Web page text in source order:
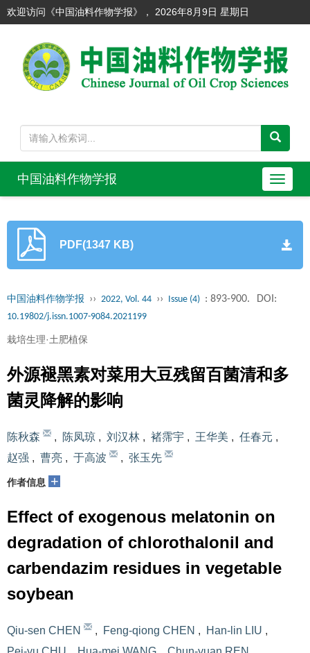
欢迎访问《中国油料作物学报》， 2026年8月9日 星期日
导
航
切
中国油料作物学报
PDF(1347 KB)
中国油料作物学报 ›› 2022, Vol. 44 ›› Issue (4) : 893-900. DOI:
10.19802/j.issn.1007-9084.2021199
栽培生理·土肥植保
外源褪黑素对菜用大豆残留百菌清和多
菌灵降解的影响
陈秋森 , 陈凤琼 , 刘汉林 , 褚霈宇 , 王华美 , 任春元 ,
赵强 , 曹亮 , 于高波 , 张玉先
作者信息 +
Effect of exogenous melatonin on
degradation of chlorothalonil and
carbendazim residues in vegetable
soybean
Qiu-sen CHEN , Feng-qiong CHEN , Han-lin LIU ,